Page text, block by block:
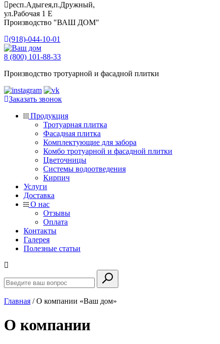
респ.Адыгея,п.Дружный,
ул.Рабочая 1 Е
Производство "ВАШ ДОМ"
(918)-044-10-01
8 (800) 101-88-33
Производство тротуарной и фасадной плитки
Заказать звонок
Продукция
Тротуарная плитка
Фасадная плитка
Комплектующие для забора
Комбо тротуарной и фасадной плитки
Цветочницы
Системы водоотведения
Кирпич
Услуги
Доставка
О нас
Отзывы
Оплата
Контакты
Галерея
Полезные статьи
Главная / О компании «Ваш дом»
О компании